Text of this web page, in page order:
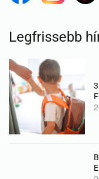
Legfrissebb